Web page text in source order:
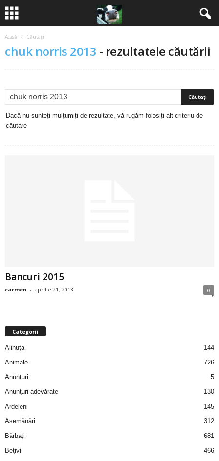
Acasă Căutați
chuk norris 2013 - rezultatele căutării
Dacă nu sunteți mulțumiți de rezultate, vă rugăm folosiți alt criteriu de
căutare
Bancuri 2015
carmen - aprilie 21, 2013 0
Categorii
Alinuţa
144
Animale
726
Anunturi
5
Anunţuri adevărate
130
Ardeleni
145
Asemănări
312
Bărbaţi
681
Beţivi
466